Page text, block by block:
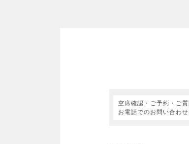
空席確認・ご予約・ご
お電話でのお問い合わ